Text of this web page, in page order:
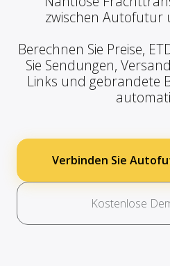
zwischen Autofutur
Berechnen Sie Preise,
Sie Sendungen,
Links und gebrandete
Verbinden Sie
Kostenlose